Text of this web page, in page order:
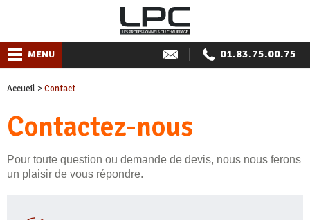
MENU 01.83.75.00.75
Accueil >Contact
Contactez-nous
Pour toute question ou demande de devis, nous nous ferons
un plaisir de vous répondre.